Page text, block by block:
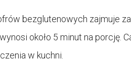
bezglutenowych zajmuje
około 5 minut na porcję.
w kuchni.